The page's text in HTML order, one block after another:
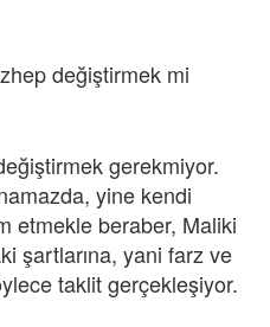
değiştirmek mi
gerekmiyor.
yine kendi
etmekle beraber, Maliki
şartlarına, yani farz ve
taklit gerçekleşiyor.